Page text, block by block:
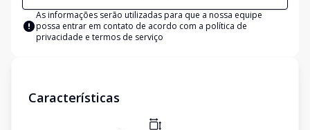
As informações serão utilizadas para que a nossa equipe
possa entrar em contato de acordo com a política de
privacidade e termos de serviço
Características